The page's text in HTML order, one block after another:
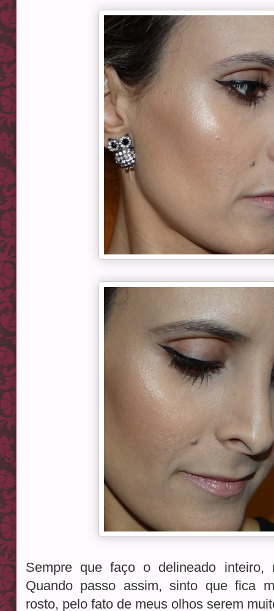
Sempre que faço o delineado inteiro,
Quando passo assim, sinto que fica
rosto, pelo fato de meus olhos serem